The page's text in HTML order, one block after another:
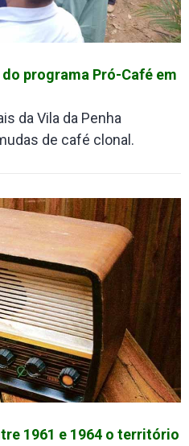
programa Pró-Café em
da Vila da Penha
de café clonal.
1961 e 1964 o território